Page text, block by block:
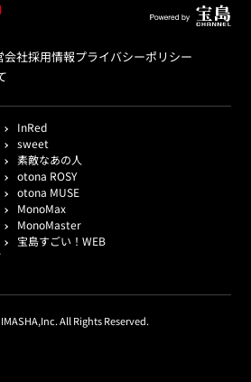
会社採用情報プライバシーポリシー
InRed
sweet
素敵なあの人
otona ROSY
otona MUSE
MonoMax
MonoMaster
宝島すごい！WEB
All Rights Reserved.